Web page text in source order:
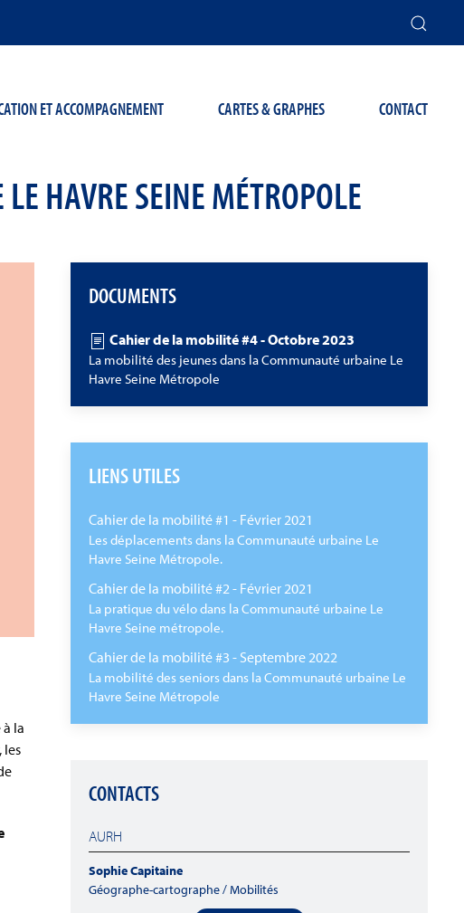
ET ACCOMPAGNEMENT CARTES & GRAPHES CONTACT
HAVRE SEINE MÉTROPOLE
la
les
DOCUMENTS
Cahier de la mobilité #4 - Octobre 2023
La mobilité des jeunes dans la Communauté urbaine Le
Havre Seine Métropole
LIENS UTILES
Cahier de la mobilité #1 - Février 2021
Les déplacements dans la Communauté urbaine Le
Havre Seine Métropole.
Cahier de la mobilité #2 - Février 2021
La pratique du vélo dans la Communauté urbaine Le
Havre Seine métropole.
Cahier de la mobilité #3 - Septembre 2022
La mobilité des seniors dans la Communauté urbaine Le
Havre Seine Métropole
CONTACTS
AURH
Sophie Capitaine
Géographe-cartographe / Mobilités